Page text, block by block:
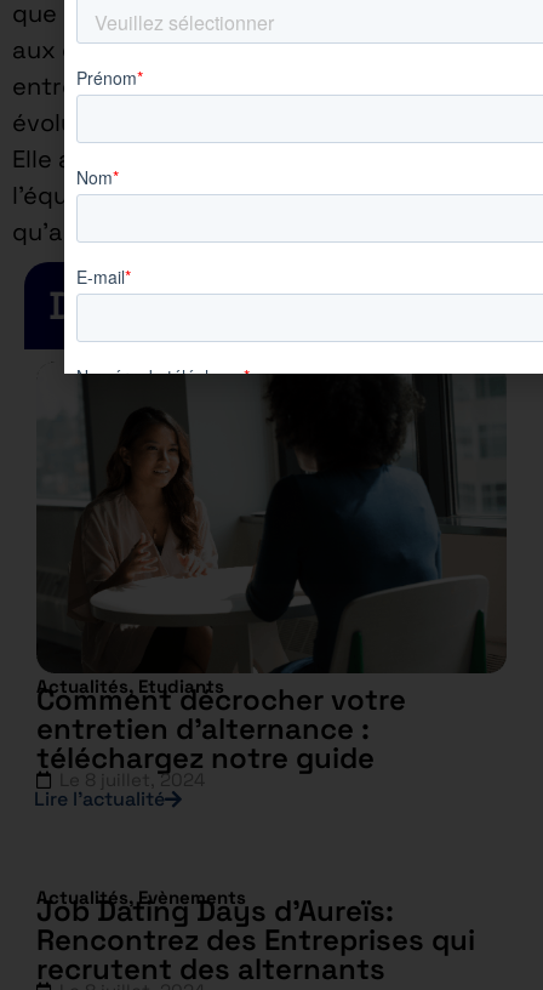
que ce soit pour répondre
aux demandes des
entreprises ou pour faire
évoluer sa pédagogie.
Elle assure une proximité à
l’équipe enseignante ainsi
qu’aux apprenants.
Dernières actualités
Actualités, Etudiants
Comment décrocher votre
entretien d’alternance :
téléchargez notre guide
8 juillet, 2024
Lire l’actualité
Actualités,Evènements
Job Dating Days d’Aureïs:
Rencontrez des Entreprises qui
recrutent des alternants